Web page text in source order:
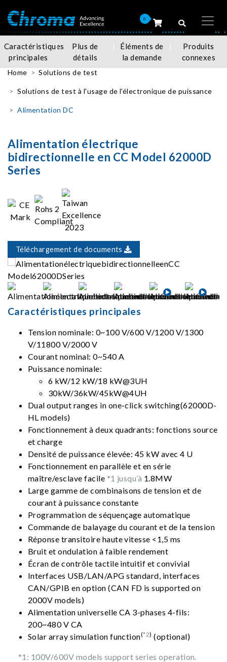
0
Caractéristiques
principales
Plus de
détails
Éléments de
la demande
Produits
connexes
Home Solutions de test
Solutions de test à l'usage de l'électronique de puissance
Alimentation DC
Alimentation électrique
bidirectionnelle en CC Model 62000D
Series
Téléchargement de documents
Caractéristiques principales
Tension nominale: 0~100 V/600 V/1200 V/1300
V/11800 V/2000 V
Courant nominal: 0~540 A
Puissance nominale:
6 kW/12 kW/18 kW@3UH
30kW/36kW/45kW@4UH
Dual output ranges in one-click switching(62000D-
HL models)
Fonctionnement à deux quadrants: fonctions source
et charge
Densité de puissance élevée: 45 kW avec 4 U
Fonctionnement en parallèle et en série
maître/esclave facile *1 jusqu’à 1.8MW
Large gamme de combinaisons de tension et de
courant à puissance constante
Programmation de séquençage automatique
Commande de balayage du courant et de la tension
Réponse transitoire haute vitesse <1,5 ms
Bruit et ondulation à faible rendement
Écran de contrôle tactile intuitif et convivial
Interfaces USB/LAN/APG standard, interfaces
CAN/GPIB en option (CAN FD is supported on
2000V models)
Alimentation universelle CA 3-phases 4-fils:
200~480 V CA
Solar array simulation function(*2) (optional)
*1: 100V/600V models support series operation.